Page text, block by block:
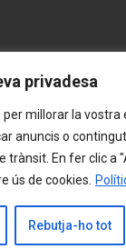
privadesa
millorar la vostra
anuncis o
trànsit. En fer clic a
ús de cookies.
Rebutja-ho tot
de Mar, 372, 17256
i Condicions d’Ús